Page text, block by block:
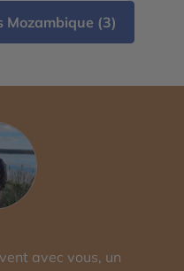
Mozambique (3)
avec vous, un